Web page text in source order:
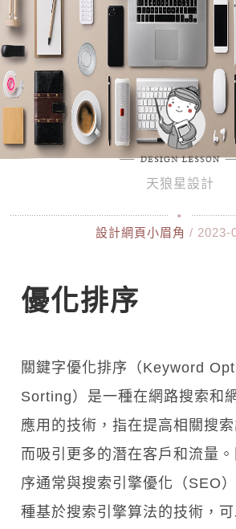
天狼星設計
設計網頁小眉角 / 2023-
優化排序
關鍵字優化排序（Keyword
Sorting）是一種在網路搜索和
應用的技術，指在提高相關搜
而吸引更多的潛在客戶和流量
序通常與搜索引擎優化（SEO
種基於搜索引擎算法的技術，